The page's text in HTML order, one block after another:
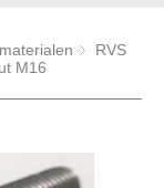
RVS
M16